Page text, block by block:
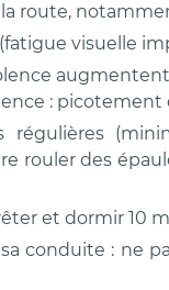
route,
visuelle
: picotement
régulières
rouler des
et dormir 10
conduite : ne